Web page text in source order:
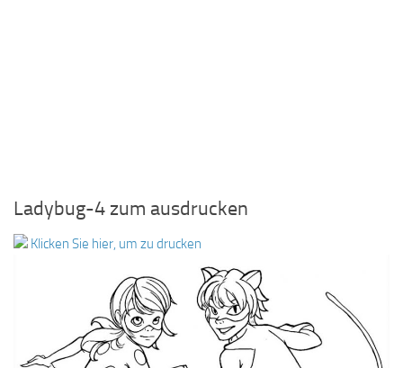
Ladybug-4 zum ausdrucken
Klicken Sie hier, um zu drucken